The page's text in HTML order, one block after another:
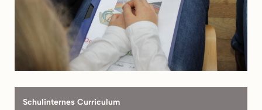
Schulinternes Curriculum